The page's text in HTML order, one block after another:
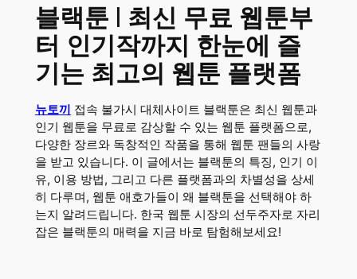
블랙툰 | 최신 무료 웹툰부
터 인기작까지 한눈에 즐
기는 최고의 웹툰 플랫폼
뉴토끼 접속 불가시 대체사이트 블랙툰은 최신 웹툰과
인기 웹툰을 무료로 감상할 수 있는 웹툰 플랫폼으로,
다양한 장르와 독창적인 작품을 통해 웹툰 팬들의 사랑
을 받고 있습니다. 이 글에서는 블랙툰의 특징, 인기 이
유, 이용 방법, 그리고 다른 플랫폼과의 차별성을 상세
히 다루며, 웹툰 애호가들이 왜 블랙툰을 선택해야 하
는지 알려드립니다. 한국 웹툰 시장의 선두주자로 자리
잡은 블랙툰의 매력을 지금 바로 탐험해보세요!